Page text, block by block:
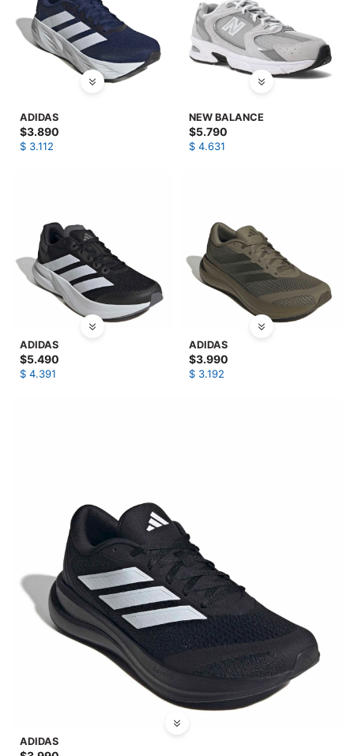
ADIDAS
$3.890
$ 3.112
NEW BALANCE
$5.790
$ 4.631
ADIDAS
$5.490
$ 4.391
ADIDAS
$3.990
$ 3.192
ADIDAS